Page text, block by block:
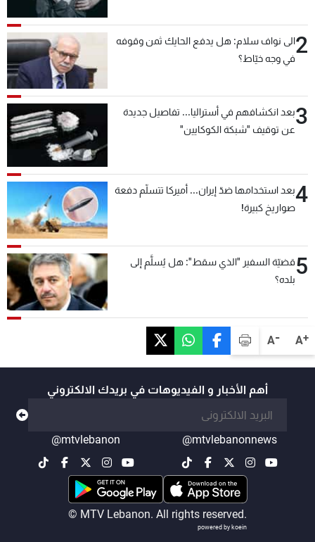
A+
A-
2الى نواف سلام: هل يدفع الحايك ثمن وقوفه
في وجه خيّاط؟
3بعد انكشافهم في أستراليا... تفاصيل جديدة
عن توقيف "شبكة الكوكايين"
4بعد استخدامها ضدّ إيران... أميركا تتسلّم دفعة
صواريخ كبيرة!
5قضيّة السفير "الذي سقط": هل يُسلَّم إلى
بلده؟
أهم الأخبار و الفيديوهات في بريدك الالكتروني
@mtvlebanonnews
@mtvlebanon
© MTV Lebanon. All rights reserved.
powered by koein
شروط الإسـتخدام
سياسة الخصوصية